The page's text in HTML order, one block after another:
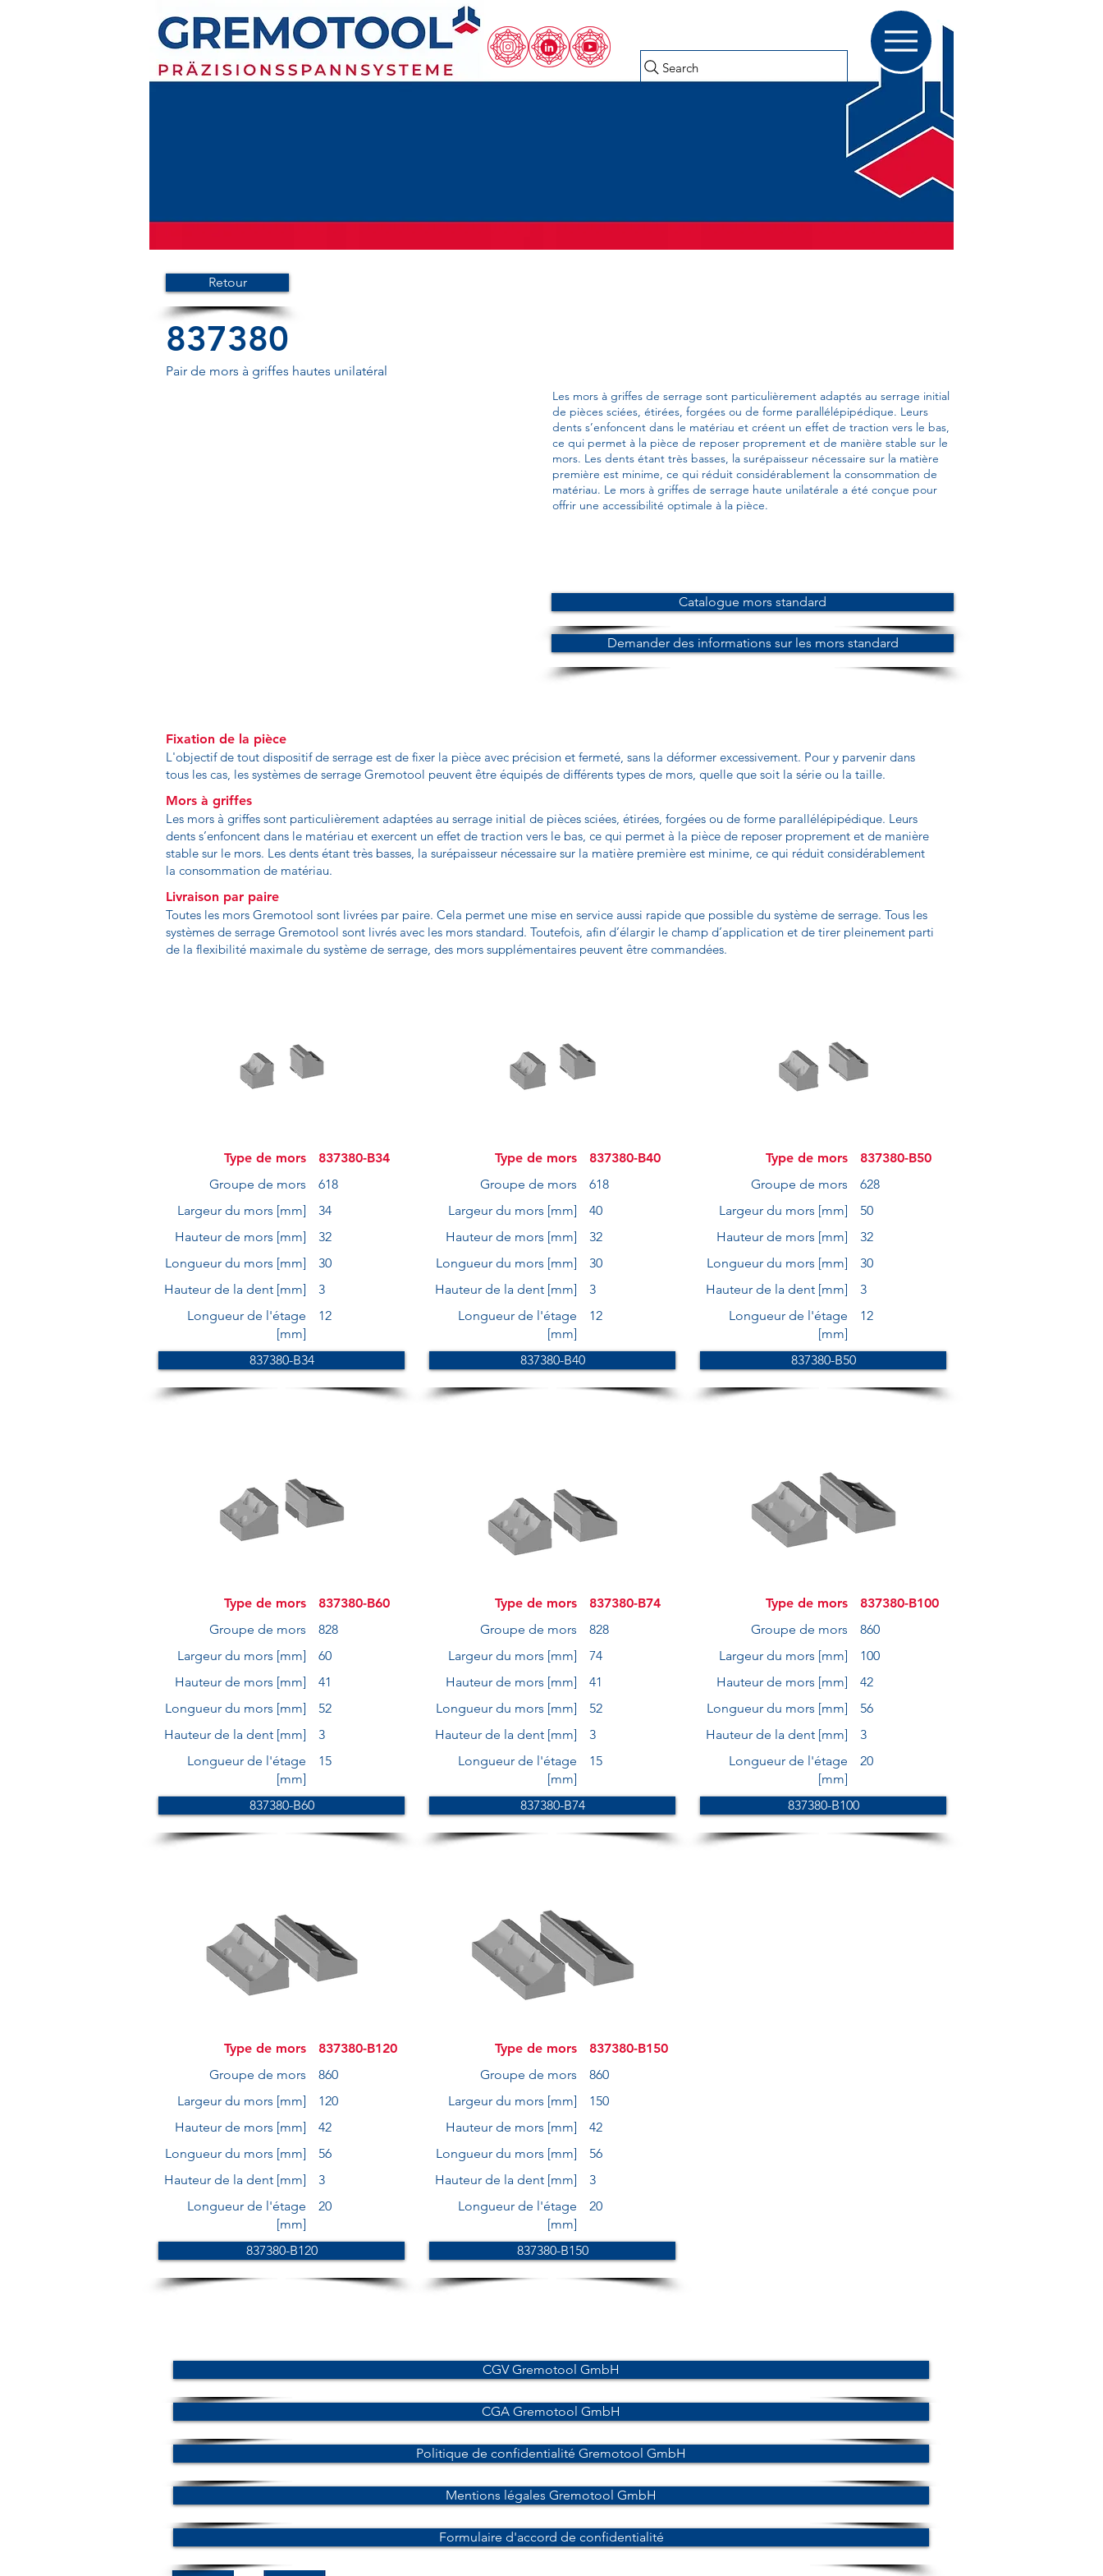
Search
Retour
837380
Pair de mors à griffes hautes unilatéral
Les mors à griffes de serrage sont particulièrement adaptés au serrage initial
de pièces sciées, étirées, forgées ou de forme parallélépipédique. Leurs
dents s’enfoncent dans le matériau et créent un effet de traction vers le bas,
ce qui permet à la pièce de reposer proprement et de manière stable sur le
mors. Les dents étant très basses, la surépaisseur nécessaire sur la matière
première est minime, ce qui réduit considérablement la consommation de
matériau. Le mors à griffes de serrage haute unilatérale a été conçue pour
offrir une accessibilité optimale à la pièce.
Catalogue mors standard
Demander des informations sur les mors standard
Fixation de la pièce
L'objectif de tout dispositif de serrage est de fixer la pièce avec précision et fermeté, sans la déformer excessivement. Pour y parvenir dans
tous les cas, les systèmes de serrage Gremotool peuvent être équipés de différents types de mors, quelle que soit la série ou la taille.
Mors à griffes
Les mors à griffes sont particulièrement adaptées au serrage initial de pièces sciées, étirées, forgées ou de forme parallélépipédique. Leurs
dents s’enfoncent dans le matériau et exercent un effet de traction vers le bas, ce qui permet à la pièce de reposer proprement et de manière
stable sur le mors. Les dents étant très basses, la surépaisseur nécessaire sur la matière première est minime, ce qui réduit considérablement
la consommation de matériau.
Livraison par paire
Toutes les mors Gremotool sont livrées par paire. Cela permet une mise en service aussi rapide que possible du système de serrage. Tous les
systèmes de serrage Gremotool sont livrés avec les mors standard. Toutefois, afin d’élargir le champ d’application et de tirer pleinement parti
de la flexibilité maximale du système de serrage, des mors supplémentaires peuvent être commandées.
Type de mors
837380-B34
Groupe de mors
618
Largeur du mors [mm]
34
Hauteur de mors [mm]
32
Longueur du mors [mm]
30
Hauteur de la dent [mm]
3
Longueur de l'étage
[mm]
12
837380-B34
Type de mors
837380-B60
Groupe de mors
828
Largeur du mors [mm]
60
Hauteur de mors [mm]
41
Longueur du mors [mm]
52
Hauteur de la dent [mm]
3
Longueur de l'étage
[mm]
15
837380-B60
Type de mors
837380-B120
Groupe de mors
860
Largeur du mors [mm]
120
Hauteur de mors [mm]
42
Longueur du mors [mm]
56
Hauteur de la dent [mm]
3
Longueur de l'étage
[mm]
20
837380-B120
Type de mors
837380-B40
Groupe de mors
618
Largeur du mors [mm]
40
Hauteur de mors [mm]
32
Longueur du mors [mm]
30
Hauteur de la dent [mm]
3
Longueur de l'étage
[mm]
12
837380-B40
Type de mors
837380-B74
Groupe de mors
828
Largeur du mors [mm]
74
Hauteur de mors [mm]
41
Longueur du mors [mm]
52
Hauteur de la dent [mm]
3
Longueur de l'étage
[mm]
15
837380-B74
Type de mors
837380-B150
Groupe de mors
860
Largeur du mors [mm]
150
Hauteur de mors [mm]
42
Longueur du mors [mm]
56
Hauteur de la dent [mm]
3
Longueur de l'étage
[mm]
20
837380-B150
Type de mors
837380-B50
Groupe de mors
628
Largeur du mors [mm]
50
Hauteur de mors [mm]
32
Longueur du mors [mm]
30
Hauteur de la dent [mm]
3
Longueur de l'étage
[mm]
12
837380-B50
Type de mors
837380-B100
Groupe de mors
860
Largeur du mors [mm]
100
Hauteur de mors [mm]
42
Longueur du mors [mm]
56
Hauteur de la dent [mm]
3
Longueur de l'étage
[mm]
20
837380-B100
CGV Gremotool GmbH
CGA Gremotool GmbH
Politique de confidentialité Gremotool GmbH
Mentions légales Gremotool GmbH
Formulaire d'accord de confidentialité